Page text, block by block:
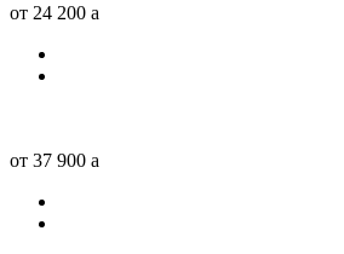
от 24 200 a
от 37 900 a